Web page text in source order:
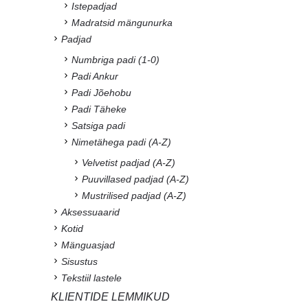
Istepadjad
Madratsid mängunurka
Padjad
Numbriga padi (1-0)
Padi Ankur
Padi Jõehobu
Padi Täheke
Satsiga padi
Nimetähega padi (A-Z)
Velvetist padjad (A-Z)
Puuvillased padjad (A-Z)
Mustrilised padjad (A-Z)
Aksessuaarid
Kotid
Mänguasjad
Sisustus
Tekstiil lastele
KLIENTIDE LEMMIKUD